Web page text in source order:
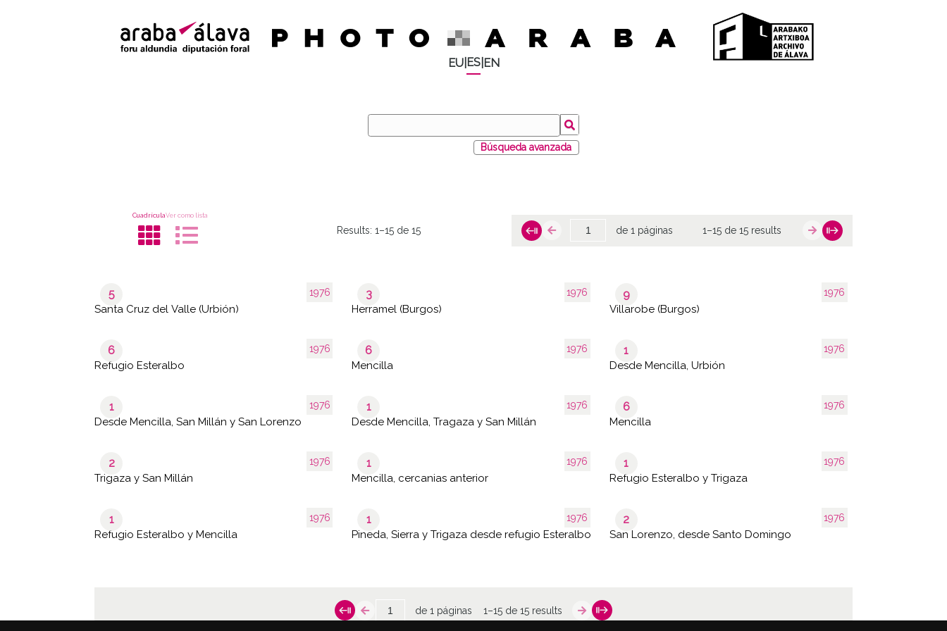
EU| ES| EN
Búsqueda avanzada
CuadrículaVer como lista
Results:1–15 de 15 de 1 páginas 1–15 de 15 results
1976
5
Santa Cruz del Valle (Urbión)
1976
3
Herramel (Burgos)
1976
9
Villarobe (Burgos)
1976
6
Refugio Esteralbo
1976
6
Mencilla
1976
1
Desde Mencilla, Urbión
1976
1
Desde Mencilla, San Millán y San Lorenzo
1976
1
Desde Mencilla, Tragaza y San Millán
1976
6
Mencilla
1976
2
Trigaza y San Millán
1976
1
Mencilla, cercanias anterior
1976
1
Refugio Esteralbo y Trigaza
1976
1
Refugio Esteralbo y Mencilla
1976
1
Pineda, Sierra y Trigaza desde refugio Esteralbo
1976
2
San Lorenzo, desde Santo Domingo
de 1 páginas 1–15 de 15 results